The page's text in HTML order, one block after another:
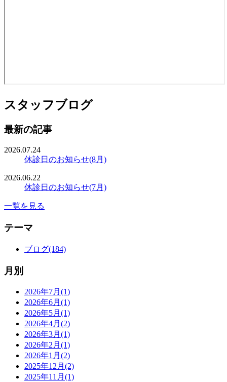
スタッフブログ
最新の記事
2026.07.24
休診日のお知らせ(8月)
2026.06.22
休診日のお知らせ(7月)
一覧を見る
テーマ
ブログ(184)
月別
2026年7月(1)
2026年6月(1)
2026年5月(1)
2026年4月(2)
2026年3月(1)
2026年2月(1)
2026年1月(2)
2025年12月(2)
2025年11月(1)